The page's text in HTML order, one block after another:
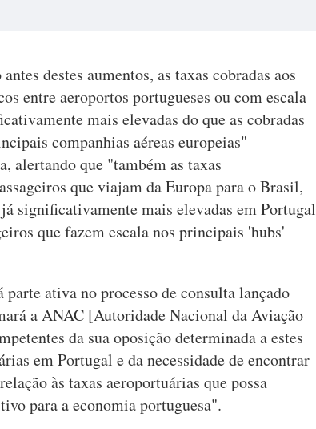
destes aumentos, as taxas cobradas aos
entre aeroportos portugueses ou com escala
mais elevadas do que as cobradas
companhias aéreas europeias"
alertando que "também as taxas
que viajam da Europa para o Brasil,
significativamente mais elevadas em Portugal
que fazem escala nos principais 'hubs'
ativa no processo de consulta lançado
a ANAC [Autoridade Nacional da Aviação
da sua oposição determinada a estes
em Portugal e da necessidade de encontrar
às taxas aeroportuárias que possa
para a economia portuguesa".